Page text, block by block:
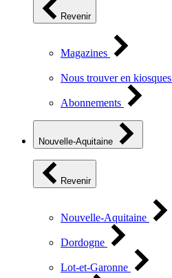
Revenir
Magazines
Nous trouver en kiosques
Abonnements
Nouvelle-Aquitaine
Revenir
Nouvelle-Aquitaine
Dordogne
Lot-et-Garonne